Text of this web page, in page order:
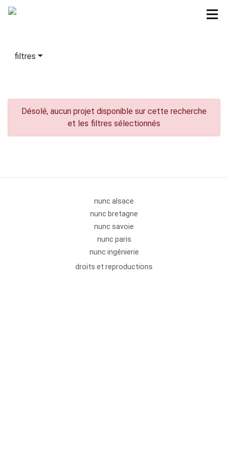
filtres
Désolé, aucun projet disponible sur cette recherche
et les filtres sélectionnés
nunc alsace
nunc bretagne
nunc savoie
nunc paris
nunc ingénierie
droits et reproductions